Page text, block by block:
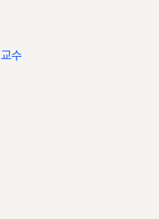
수